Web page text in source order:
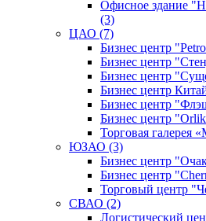
Офисное здание
(3)
ЦАО (7)
Бизнес центр
Бизнес центр
Бизнес центр
Бизнес центр
Бизнес центр
Бизнес центр
Торговая галерея
ЮЗАО (3)
Бизнес центр
Бизнес центр
Торговый центр
СВАО (2)
Логистический